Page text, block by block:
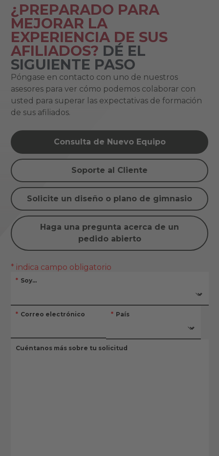
¿PREPARADO PARA
MEJORAR LA
EXPERIENCIA DE SUS
AFILIADOS? DÉ EL
SIGUIENTE PASO
Póngase en contacto con uno de nuestros
asesores para ver cómo podemos colaborar con
usted para superar las expectativas de formación
de sus afiliados.
Consulta de Nuevo Equipo
Soporte al Cliente
Solicite un diseño o plano de gimnasio
Haga una pregunta acerca de un
pedido abierto